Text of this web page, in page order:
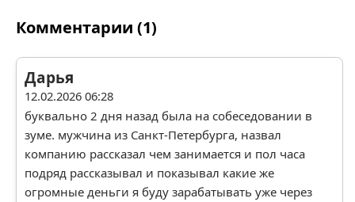
Комментарии (1)
Дарья
12.02.2026 06:28
буквально 2 дня назад была на собеседовании в
зуме. мужчина из Санкт-Петербурга, назвал
компанию рассказал чем занимается и пол часа
подряд рассказывал и показывал какие же
огромные деньги я буду зарабатывать уже через